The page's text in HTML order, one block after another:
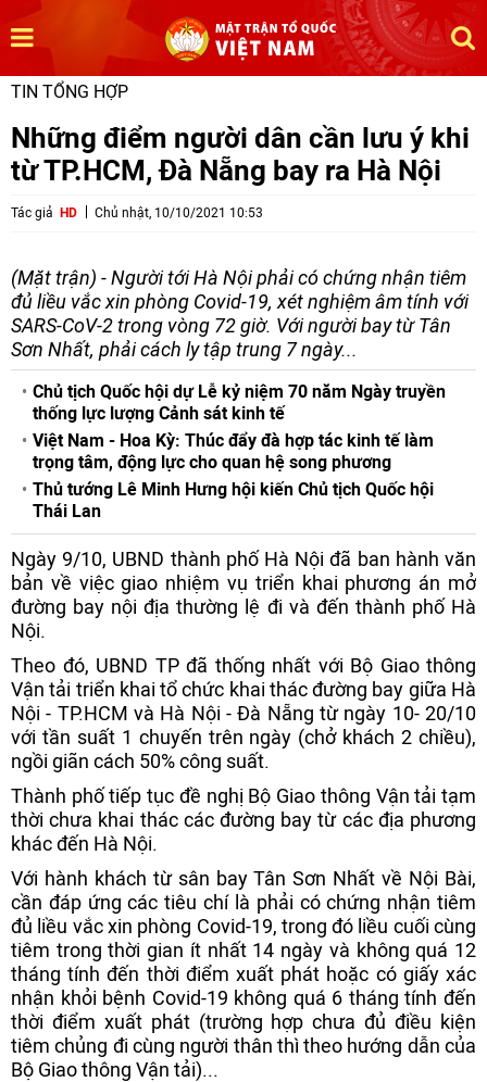
TIN TỔNG HỢP
Những điểm người dân cần lưu ý khi
từ TP.HCM, Đà Nẵng bay ra Hà Nội
Tác giả HD Chủ nhật, 10/10/2021 10:53
(Mặt trận) - Người tới Hà Nội phải có chứng nhận tiêm
đủ liều vắc xin phòng Covid-19, xét nghiệm âm tính với
SARS-CoV-2 trong vòng 72 giờ. Với người bay từ Tân
Sơn Nhất, phải cách ly tập trung 7 ngày...
Chủ tịch Quốc hội dự Lễ kỷ niệm 70 năm Ngày truyền
thống lực lượng Cảnh sát kinh tế
Việt Nam - Hoa Kỳ: Thúc đẩy đà hợp tác kinh tế làm
trọng tâm, động lực cho quan hệ song phương
Thủ tướng Lê Minh Hưng hội kiến Chủ tịch Quốc hội
Thái Lan
Ngày 9/10, UBND thành phố Hà Nội đã ban hành văn
bản về việc giao nhiệm vụ triển khai phương án mở
đường bay nội địa thường lệ đi và đến thành phố Hà
Nội.
Theo đó, UBND TP đã thống nhất với Bộ Giao thông
Vận tải triển khai tổ chức khai thác đường bay giữa Hà
Nội - TP.HCM và Hà Nội - Đà Nẵng từ ngày 10- 20/10
với tần suất 1 chuyến trên ngày (chở khách 2 chiều),
ngồi giãn cách 50% công suất.
Thành phố tiếp tục đề nghị Bộ Giao thông Vận tải tạm
thời chưa khai thác các đường bay từ các địa phương
khác đến Hà Nội.
Với hành khách từ sân bay Tân Sơn Nhất về Nội Bài,
cần đáp ứng các tiêu chí là phải có chứng nhận tiêm
đủ liều vắc xin phòng Covid-19, trong đó liều cuối cùng
tiêm trong thời gian ít nhất 14 ngày và không quá 12
tháng tính đến thời điểm xuất phát hoặc có giấy xác
nhận khỏi bệnh Covid-19 không quá 6 tháng tính đến
thời điểm xuất phát (trường hợp chưa đủ điều kiện
tiêm chủng đi cùng người thân thì theo hướng dẫn của
Bộ Giao thông Vận tải)...